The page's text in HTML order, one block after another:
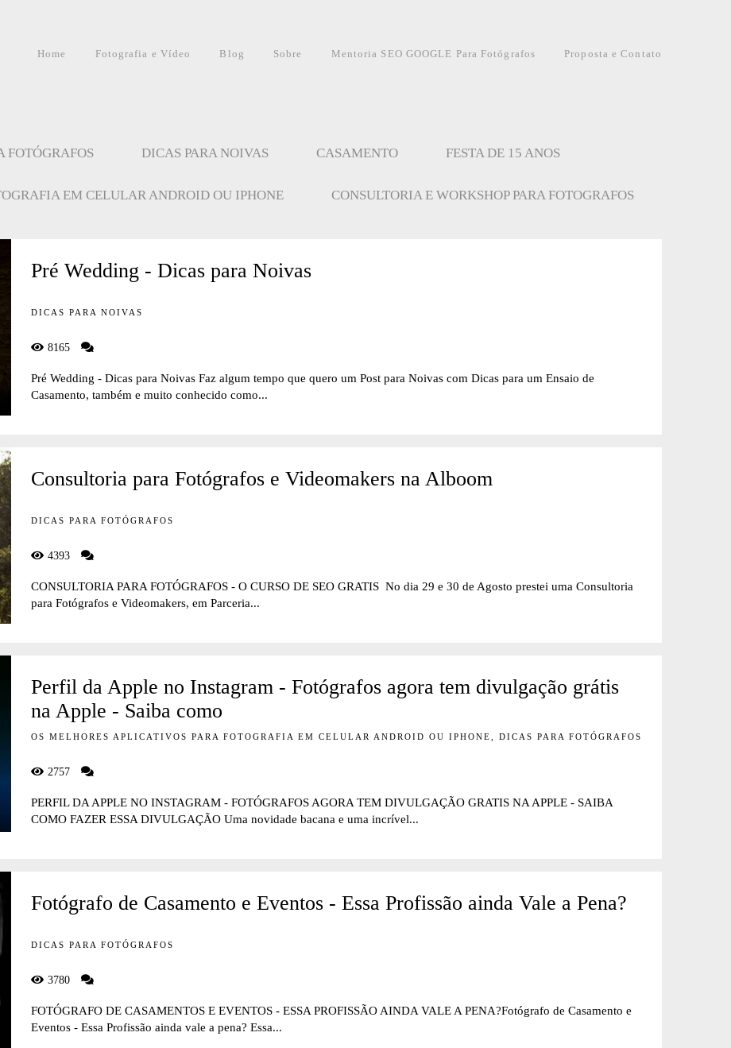
Home Fotografia e Vídeo Blog Sobre Mentoria SEO GOOGLE Para Fotógrafos Proposta e Contato
FOTÓGRAFOS DICAS PARA NOIVAS CASAMENTO FESTA DE 15 ANOS
EM CELULAR ANDROID OU IPHONE CONSULTORIA E WORKSHOP PARA FOTOGRAFOS
Pré Wedding - Dicas para Noivas
DICAS PARA NOIVAS
8165
Pré Wedding - Dicas para Noivas Faz algum tempo que quero um Post para Noivas com Dicas para um Ensaio de
Casamento, também e muito conhecido como...
Consultoria para Fotógrafos e Videomakers na Alboom
DICAS PARA FOTÓGRAFOS
4393
CONSULTORIA PARA FOTÓGRAFOS - O CURSO DE SEO GRATIS No dia 29 e 30 de Agosto prestei uma Consultoria
para Fotógrafos e Videomakers, em Parceria...
Perfil da Apple no Instagram - Fotógrafos agora tem divulgação grátis
na Apple - Saiba como
OS MELHORES APLICATIVOS PARA FOTOGRAFIA EM CELULAR ANDROID OU IPHONE, DICAS PARA FOTÓGRAFOS
2757
PERFIL DA APPLE NO INSTAGRAM - FOTÓGRAFOS AGORA TEM DIVULGAÇÃO GRATIS NA APPLE - SAIBA
COMO FAZER ESSA DIVULGAÇÃO Uma novidade bacana e uma incrível...
Fotógrafo de Casamento e Eventos - Essa Profissão ainda Vale a Pena?
DICAS PARA FOTÓGRAFOS
3780
FOTÓGRAFO DE CASAMENTOS E EVENTOS - ESSA PROFISSÃO AINDA VALE A PENA?Fotógrafo de Casamento e
Eventos - Essa Profissão ainda vale a pena? Essa...